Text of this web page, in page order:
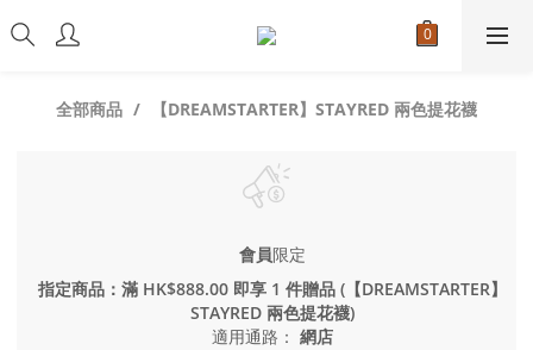
全部商品 【DREAMSTARTER】STAYRED 兩色提花襪
會員限定
指定商品：滿 HK$888.00 即享 1 件贈品 (【DREAMSTARTER】
STAYRED 兩色提花襪)
適用通路： 網店